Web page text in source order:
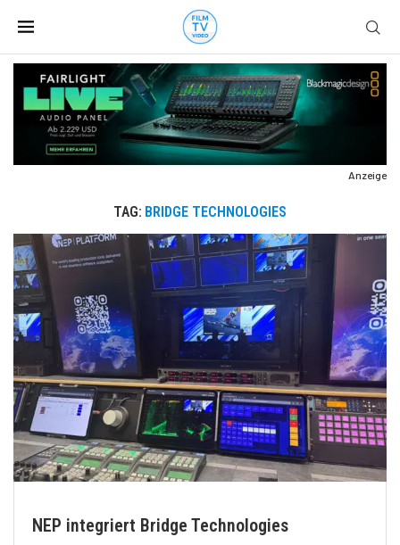
Anzeige
TAG: BRIDGE TECHNOLOGIES
NEP integriert Bridge Technologies